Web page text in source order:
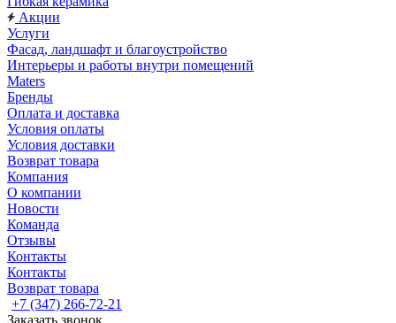
Акции
Услуги
Фасад, ландшафт и благоустройство
Интерьеры и работы внутри помещений
Maters
Бренды
Оплата и доставка
Условия оплаты
Условия доставки
Возврат товара
Компания
О компании
Новости
Команда
Отзывы
Контакты
Контакты
Возврат товара
+7 (347) 266-72-21
Заказать звонок